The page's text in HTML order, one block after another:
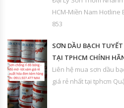
HCM-Miền Nam Hotline
853
SƠN DẦU BẠCH
TẠI TPHCM CHÍNH
Liên hệ mua sơn dầu
giá rẻ nhất tại tphcm